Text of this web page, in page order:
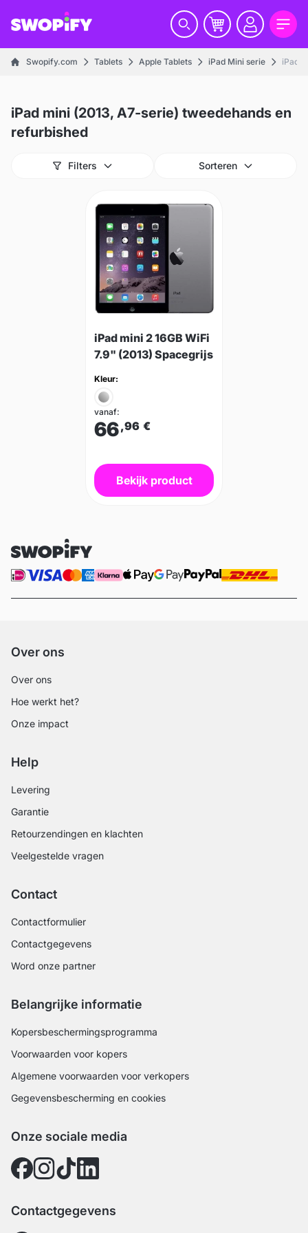
Swopify.com Tablets Apple Tablets iPad Mini serie iPad
iPad mini (2013, A7-serie) tweedehands en
refurbished
Filters Sorteren
iPad mini 2 16GB WiFi
7.9" (2013) Spacegrijs
Kleur:
vanaf:
66,96 €
Bekijk product
Over ons
Over ons
Hoe werkt het?
Onze impact
Help
Levering
Garantie
Retourzendingen en klachten
Veelgestelde vragen
Contact
Contactformulier
Contactgegevens
Word onze partner
Belangrijke informatie
Kopersbeschermingsprogramma
Voorwaarden voor kopers
Algemene voorwaarden voor verkopers
Gegevensbescherming en cookies
Onze sociale media
Contactgegevens